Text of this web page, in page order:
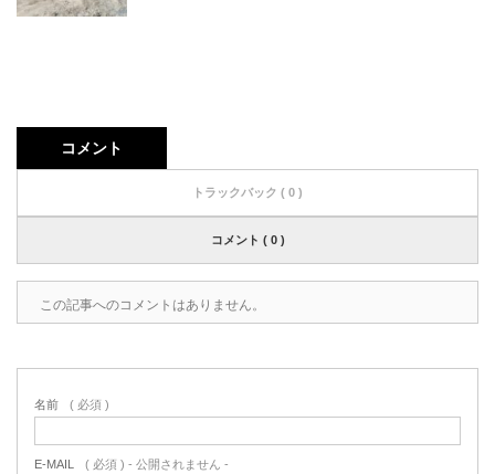
コメント
トラックバック ( 0 )
コメント ( 0 )
この記事へのコメントはありません。
名前 ( 必須 )
E-MAIL ( 必須 ) - 公開されません -